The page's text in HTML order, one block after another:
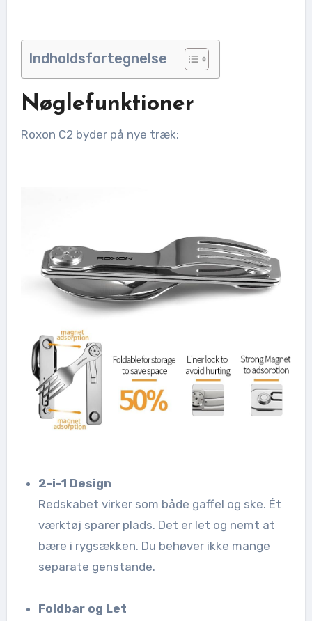
Indholdsfortegnelse
Nøglefunktioner
Roxon C2 byder på nye træk:
2-i-1 Design
Redskabet virker som både gaffel og ske. Ét
værktøj sparer plads. Det er let og nemt at
bære i rygsækken. Du behøver ikke mange
separate genstande.
Foldbar og Let